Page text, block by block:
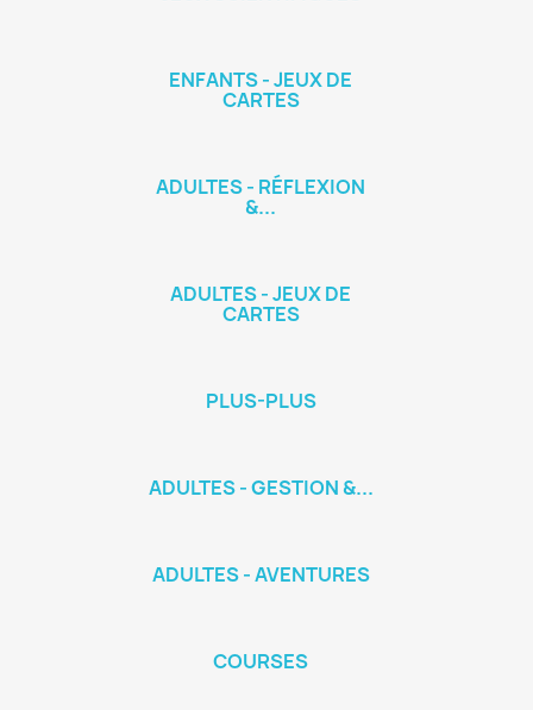
ENFANTS - JEUX DE
CARTES
ADULTES - RÉFLEXION
&...
ADULTES - JEUX DE
CARTES
PLUS-PLUS
ADULTES - GESTION &...
ADULTES - AVENTURES
COURSES